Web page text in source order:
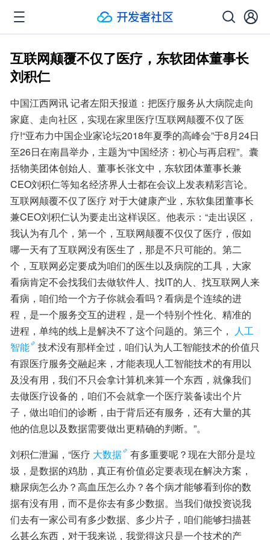
互联网颠覆不仅了医疗，东软团体董事长
刘积仁
中国江西网讯 记者左阳天报道：把医疗服务从大病院走向
家庭、走向社区，实现在家里医疗!互联网颠覆不仅了医
疗!“亚布力中国企业家论坛2018年夏季的高峰会”于8月24日
至26日在南昌举办，主题为“中国经济：初心与再启程”。囊
括物美团体创始人、董事长张文中，东软团体董事长兼
CEO刘积仁等知名经济界人士都在会议上发表精彩言论。
互联网颠覆不仅了医疗 对于大健康产业，东软集团董事长
兼CEO刘积仁认为要走出这样误区。他表示：“走出误区，
我认为有几个，第一个，互联网颠覆不仅仅了医疗，假如
哪一天有了互联网没有医生了，那是不只可能的。第二
个，互联网必定要成为咱们的医生以及病院的工具，大家
看病肯定不会找我们去做软件人、找IT的人、找互联网人来
看病，咱们给一个方子你就会看吗？看病是个连续的进
程，是一个服务交互的进程，是一个特别个性化、精准的
进程，单纯的线上是解决不了这个问题的。第三个， 人工
智能
技术没有那样全过，咱们认为人工智能技术的价值只
有跟医疗服务交融起来，才能表现人工智能技术的有用以
及没有用，我们不只会拿计算机来算一个东西，就像我们
去做医疗设备的，咱们不会就拿一个医疗装备读出个片
子，做出咱们的诊断，由于背后还有服务，还有大量的其
他的信息以及数据需要做出更精确的判断。”。
刘积仁泄漏，“医疗 大数据
有多重要呢？现在大部分是垃
圾，是数据的鸡肋，真正有价值必定要表现在解决方案，
糖尿病怎么办？高血压怎么办？各个病才能够看到你的数
据有没有用，而不是你去有多少数据。当我们做投资说我
们去有一家公司有多少数据、多少片子，咱们能够扫描甚
么甚么东西，对于我来说，我觉得这只是一个技术的产